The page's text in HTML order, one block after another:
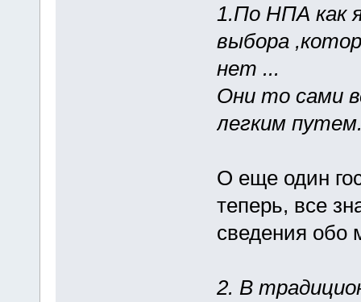
1.По НПА как
выбора
нет ...
Они то сами
легким
О еще один
теперь, все
сведения обо
2. В